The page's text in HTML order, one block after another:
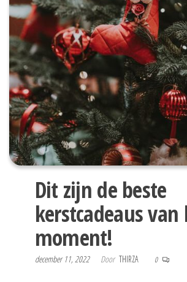
Dit zijn de beste
kerstcadeaus van
moment!
december 11, 2022 Door THIRZA 0